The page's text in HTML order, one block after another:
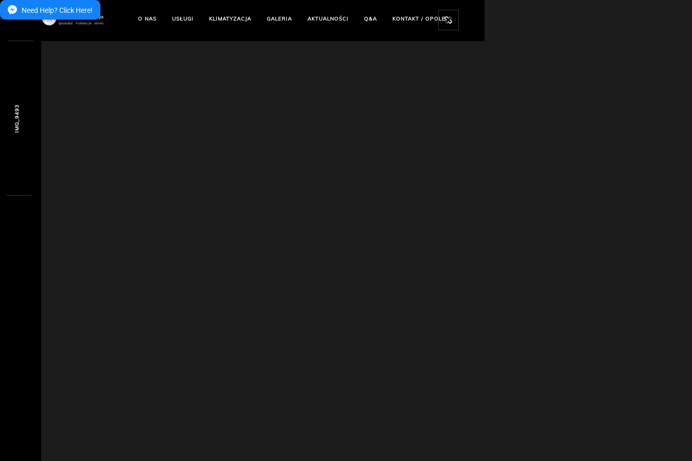
Need Help? Click Here!
O NAS USŁUGI KLIMATYZACJA GALERIA AKTUALNOŚCI Q&A KONTAKT / OPOLE
IMG_9493